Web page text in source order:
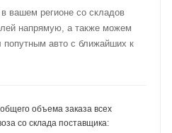
вашем регионе со складов
напрямую, а также можем
попутным авто с ближайших к
объема заказа всех
со склада поставщика: